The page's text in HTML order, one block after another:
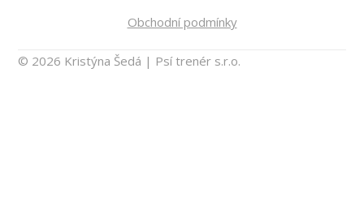
Obchodní podmínky
© 2026 Kristýna Šedá | Psí trenér s.r.o.